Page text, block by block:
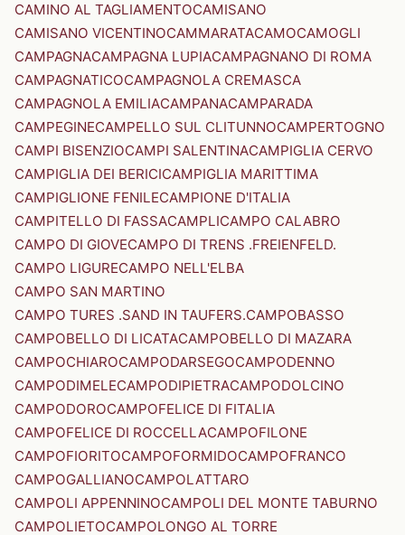
CAMINO AL TAGLIAMENTOCAMISANO
CAMISANO VICENTINOCAMMARATACAMOCAMOGLI
CAMPAGNACAMPAGNA LUPIACAMPAGNANO DI ROMA
CAMPAGNATICOCAMPAGNOLA CREMASCA
CAMPAGNOLA EMILIACAMPANACAMPARADA
CAMPEGINECAMPELLO SUL CLITUNNOCAMPERTOGNO
CAMPI BISENZIOCAMPI SALENTINACAMPIGLIA CERVO
CAMPIGLIA DEI BERICICAMPIGLIA MARITTIMA
CAMPIGLIONE FENILECAMPIONE D'ITALIA
CAMPITELLO DI FASSACAMPLICAMPO CALABRO
CAMPO DI GIOVECAMPO DI TRENS .FREIENFELD.
CAMPO LIGURECAMPO NELL'ELBA
CAMPO SAN MARTINO
CAMPO TURES .SAND IN TAUFERS.CAMPOBASSO
CAMPOBELLO DI LICATACAMPOBELLO DI MAZARA
CAMPOCHIAROCAMPODARSEGOCAMPODENNO
CAMPODIMELECAMPODIPIETRACAMPODOLCINO
CAMPODOROCAMPOFELICE DI FITALIA
CAMPOFELICE DI ROCCELLACAMPOFILONE
CAMPOFIORITOCAMPOFORMIDOCAMPOFRANCO
CAMPOGALLIANOCAMPOLATTARO
CAMPOLI APPENNINOCAMPOLI DEL MONTE TABURNO
CAMPOLIETOCAMPOLONGO AL TORRE